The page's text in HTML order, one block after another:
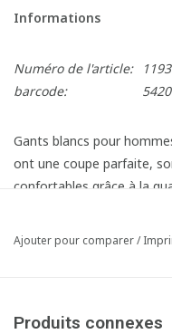
Informations
Numéro de l'article:
barcode:
Gants blancs pour
ont une coupe parfaite,
confortables grâce à la
Ajouter pour comparer/
Produits connexes